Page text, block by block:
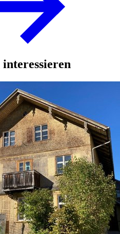
interessieren